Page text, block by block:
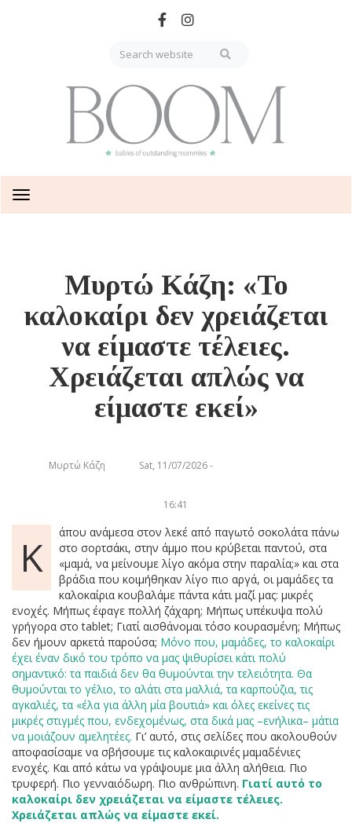
Toggle
navigation
Μυρτώ Κάζη: «Το
καλοκαίρι δεν χρειάζεται
να είμαστε τέλειες.
Χρειάζεται απλώς να
είμαστε εκεί»
Μυρτώ Κάζη Sat, 11/07/2026 -
16:41
Κ
άπου ανάμεσα στον λεκέ από παγωτό σοκολάτα πάνω
στο σορτσάκι, στην άμμο που κρύβεται παντού, στα
«μαμά, να μείνουμε λίγο ακόμα στην παραλία;» και στα
βράδια που κοιμήθηκαν λίγο πιο αργά, οι μαμάδες τα
καλοκαίρια κουβαλάμε πάντα κάτι μαζί μας: μικρές
ενοχές. Μήπως έφαγε πολλή ζάχαρη; Μήπως υπέκυψα πολύ
γρήγορα στο tablet; Γιατί αισθάνομαι τόσο κουρασμένη; Μήπως
δεν ήμουν αρκετά παρούσα; Μόνο που, μαμάδες, το καλοκαίρι
έχει έναν δικό του τρόπο να μας ψιθυρίσει κάτι πολύ
σημαντικό: τα παιδιά δεν θα θυμούνται την τελειότητα. Θα
θυμούνται το γέλιο, το αλάτι στα μαλλιά, τα καρπούζια, τις
αγκαλιές, τα «έλα για άλλη μία βουτιά» και όλες εκείνες τις
μικρές στιγμές που, ενδεχομένως, στα δικά μας –ενήλικα– μάτια
να μοιάζουν αμελητέες. Γι’ αυτό, στις σελίδες που ακολουθούν
αποφασίσαμε να σβήσουμε τις καλοκαιρινές μαμαδένιες
ενοχές. Και από κάτω να γράψουμε μια άλλη αλήθεια. Πιο
τρυφερή. Πιο γενναιόδωρη. Πιο ανθρώπινη. Γιατί αυτό το
καλοκαίρι δεν χρειάζεται να είμαστε τέλειες.
Χρειάζεται απλώς να είμαστε εκεί.